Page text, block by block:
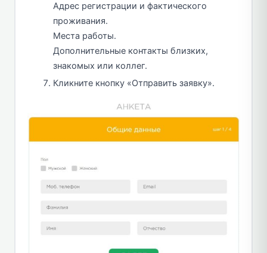
Адрес регистрации и фактического
проживания.
Места работы.
Дополнительные контакты близких,
знакомых или коллег.
Кликните кнопку «Отправить заявку».